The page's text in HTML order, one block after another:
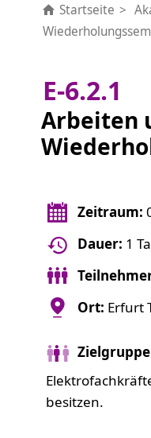
Startseite
E-6.2.1
Arbeiten
Zeitraum:
Dauer: 1
Ort: Erfurt
Zielgruppe
besitzen.